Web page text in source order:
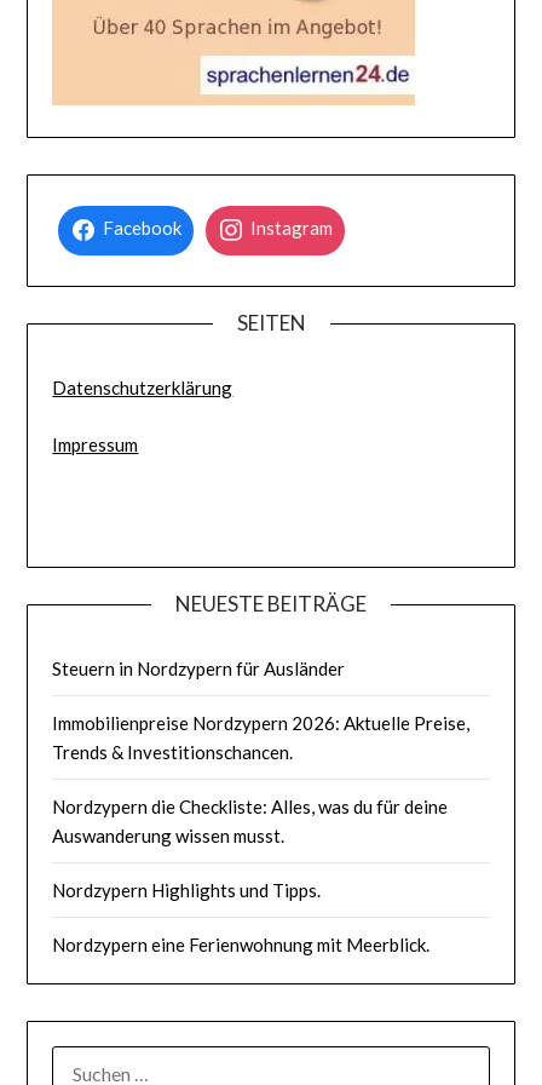
Facebook Instagram
SEITEN
Datenschutzerklärung
Impressum
NEUESTE BEITRÄGE
Steuern in Nordzypern für Ausländer
Immobilienpreise Nordzypern 2026: Aktuelle Preise,
Trends & Investitionschancen.
Nordzypern die Checkliste: Alles, was du für deine
Auswanderung wissen musst.
Nordzypern Highlights und Tipps.
Nordzypern eine Ferienwohnung mit Meerblick.